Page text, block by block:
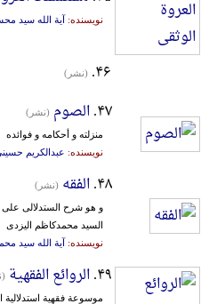
نویسنده: آیة الله سید
۴۶. (نشر)
۴۷. الصوم (نشر)
منزلته و أحکامه و فوائده
نویسنده: عبدالکریم
۴۸. الفقه (نشر)
و هو شرح‌ الستدلالی‌ علی‌
السید محمدکاظم‌ الیزدی‌
نویسنده: آیة الله سید
۴۹. الروائع الفقهیة
موسوعة فقهیة استدلالیة